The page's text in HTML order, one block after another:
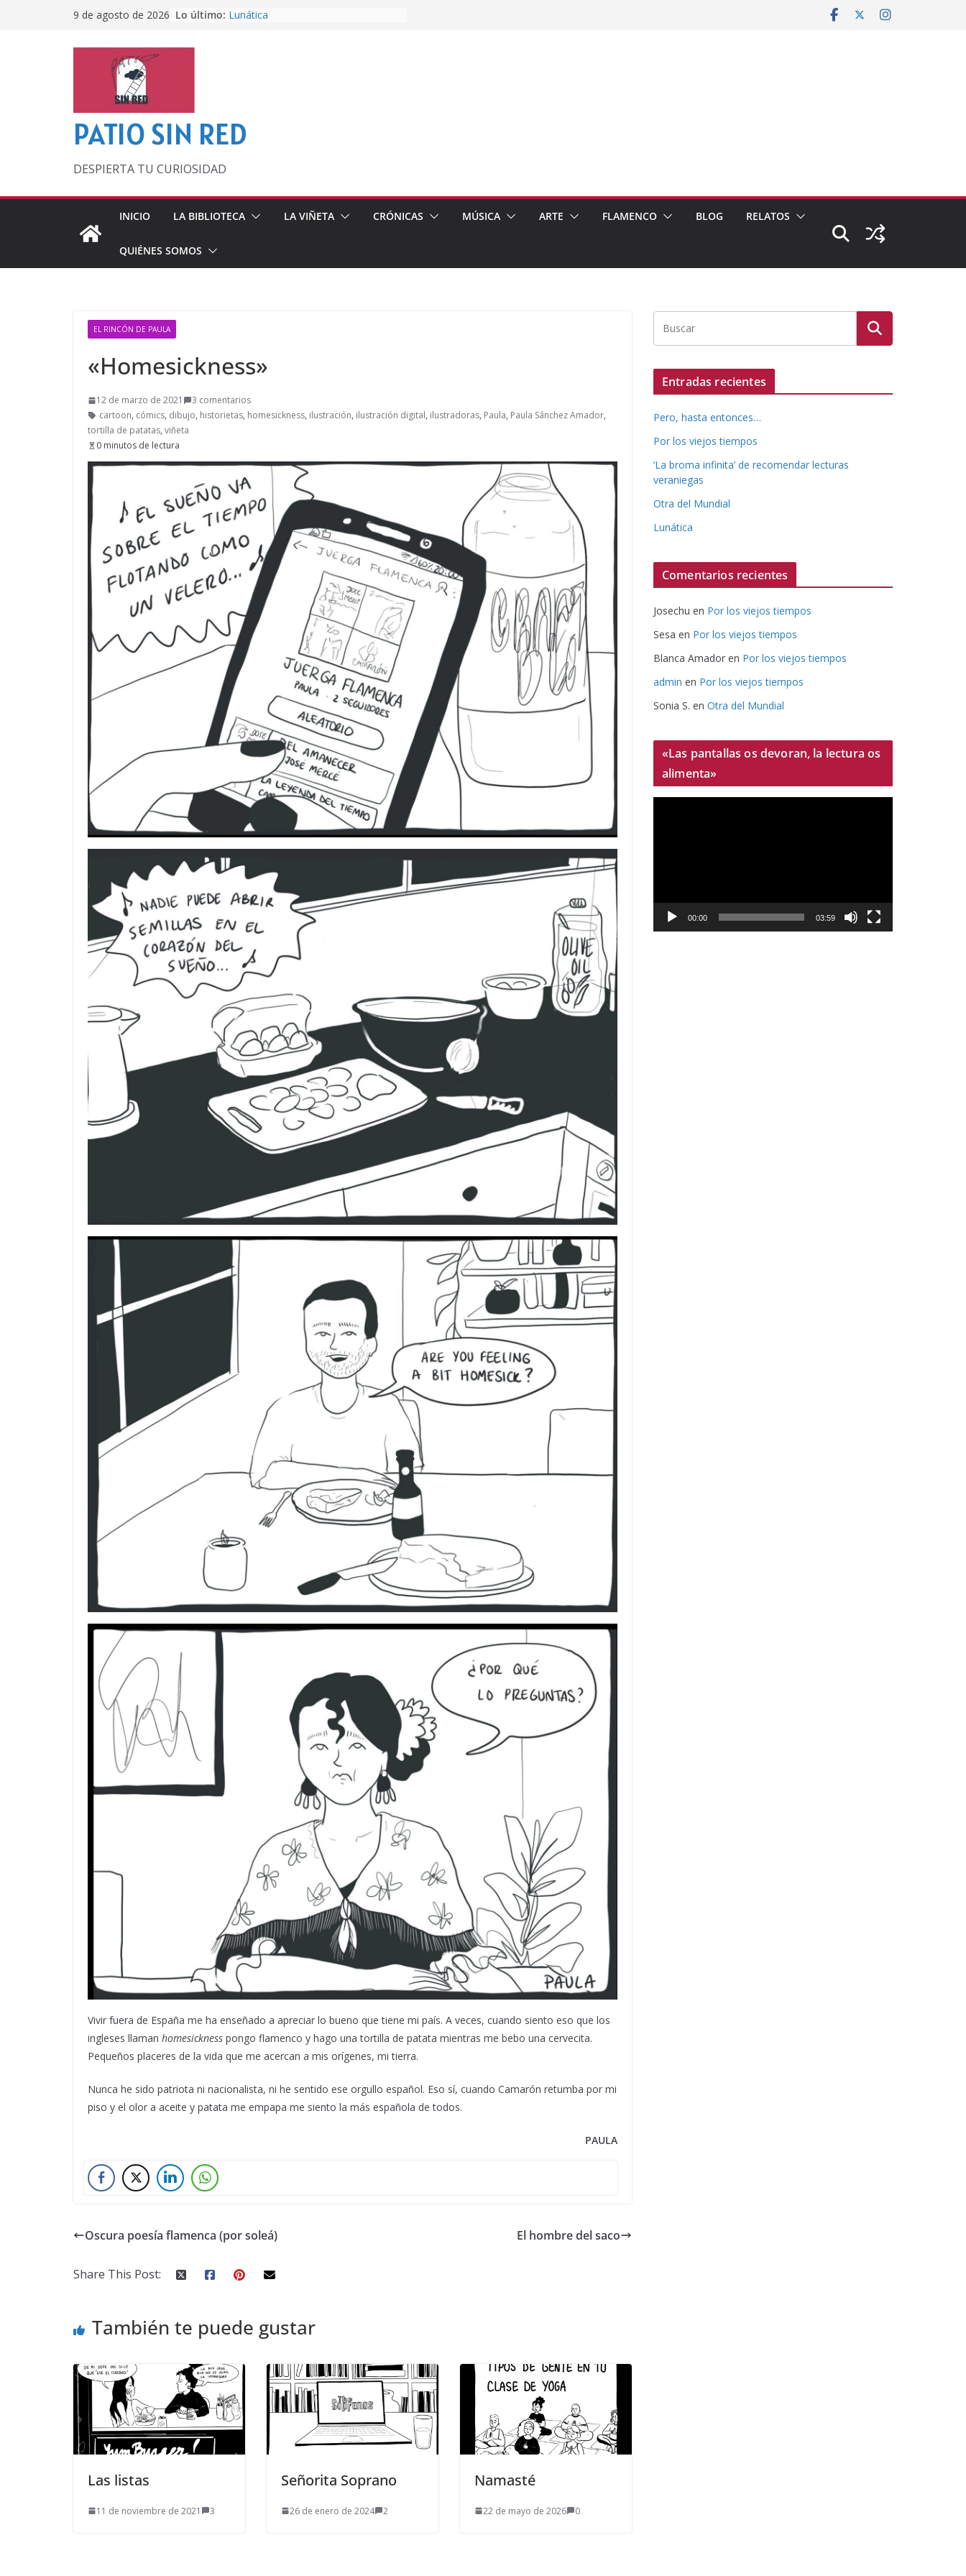
9 de agosto de 2026 Lo último: Lunática
PATIO SIN RED
DESPIERTA TU CURIOSIDAD
INICIO LA BIBLIOTECA LA VIÑETA CRÓNICAS MÚSICA ARTE FLAMENCO BLOG RELATOS
QUIÉNES SOMOS
EL RINCÓN DE PAULA
«Homesickness»
12 de marzo de 2021
3 comentarios
cartoon, cómics, dibujo, historietas, homesickness, ilustración, ilustración digital, ilustradoras, Paula, Paula Sánchez Amador,
tortilla de patatas, viñeta
0 minutos de lectura
Vivir fuera de España me ha enseñado a apreciar lo bueno que tiene mi país. A veces, cuando siento eso que los
ingleses llaman homesickness pongo flamenco y hago una tortilla de patata mientras me bebo una cervecita.
Pequeños placeres de la vida que me acercan a mis orígenes, mi tierra.
Nunca he sido patriota ni nacionalista, ni he sentido ese orgullo español. Eso sí, cuando Camarón retumba por mi
piso y el olor a aceite y patata me empapa me siento la más española de todos.
PAULA
Oscura poesía flamenca (por soleá) El hombre del saco
Share This Post:
También te puede gustar
Las listas
11 de noviembre de 2021 3
Señorita Soprano
26 de enero de 2024 2
Namasté
22 de mayo de 2026 0
Entradas recientes
Pero, hasta entonces…
Por los viejos tiempos
‘La broma infinita’ de recomendar lecturas
veraniegas
Otra del Mundial
Lunática
Comentarios recientes
Josechu en Por los viejos tiempos
Sesa en Por los viejos tiempos
Blanca Amador en Por los viejos tiempos
admin en Por los viejos tiempos
Sonia S. en Otra del Mundial
«Las pantallas os devoran, la lectura os
alimenta»
c
00:00 03:59